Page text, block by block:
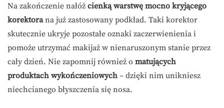
Na zakończenie nałóż cienką warstwę mocno kryjącego
korektorana już zastosowany podkład. Taki korektor
skutecznie ukryje pozostałe oznaki zaczerwienienia i
pomoże utrzymać makijaż w nienaruszonym stanie przez
cały dzień. Nie zapomnij również o matujących
produktach wykończeniowych – dzięki nim unikniesz
niechcianego błyszczenia się nosa.